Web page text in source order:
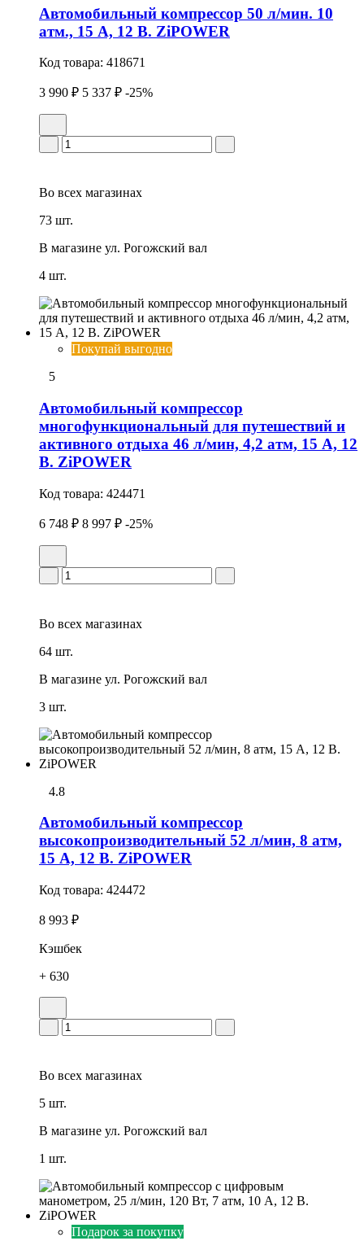
Автомобильный компрессор 50 л/мин. 10
атм., 15 А, 12 В. ZiPOWER
Код товара: 418671
3 990 ₽ 5 337 ₽ -25%
Во всех магазинах
73 шт.
В магазине ул. Рогожский вал
4 шт.
Покупай выгодно
5
Автомобильный компрессор
многофункциональный для путешествий и
активного отдыха 46 л/мин, 4,2 атм, 15 А, 12
В. ZiPOWER
Код товара: 424471
6 748 ₽ 8 997 ₽ -25%
Во всех магазинах
64 шт.
В магазине ул. Рогожский вал
3 шт.
4.8
Автомобильный компрессор
высокопроизводительный 52 л/мин, 8 атм,
15 А, 12 В. ZiPOWER
Код товара: 424472
8 993 ₽
Кэшбек
+ 630
Во всех магазинах
5 шт.
В магазине ул. Рогожский вал
1 шт.
Подарок за покупку